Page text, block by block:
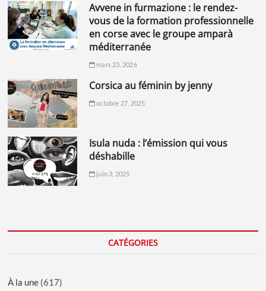
avvene in furmazione : le rendez-
vous de la formation professionnelle
en corse avec le groupe amparà
méditerranée
mars 23, 2026
corsica au féminin by jenny
octobre 27, 2025
isula nuda : l’émission qui vous
déshabille
juin 3, 2025
CATÉGORIES
À la une (617)